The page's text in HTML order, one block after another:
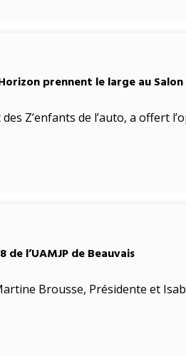
prennent le large au
Z’enfants de l’auto, a
l’UAMJP de Beauvais
Brousse, Présidente et